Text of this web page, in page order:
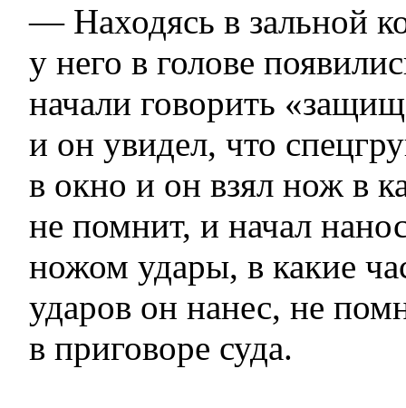
— Находясь в зальной
у него в голове
начали говорить
и он увидел, что
в окно и он взял нож в
не помнит, и начал
ножом удары, в какие
ударов он нанес, не
в приговоре суда.